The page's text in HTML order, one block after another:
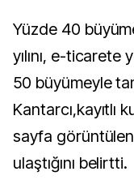
Yüzde 40
yılını, e-
50 büyümeyle
Kantarcı,kayıtlı
sayfa
ulaştığını belirtti.